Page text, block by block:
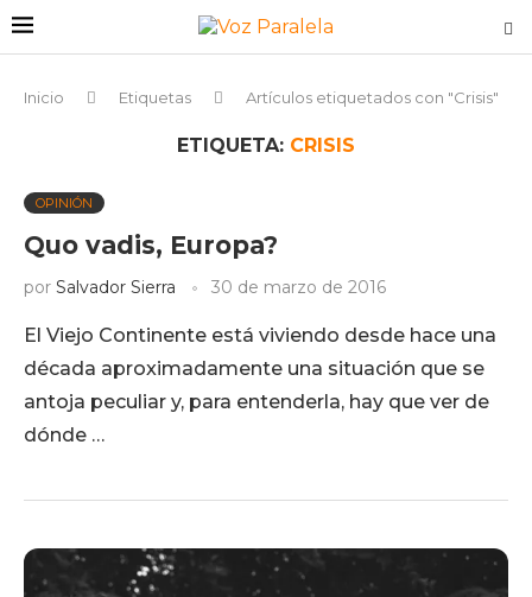
Inicio Etiquetas Artículos etiquetados con "Crisis"
ETIQUETA: CRISIS
OPINIÓN
Quo vadis, Europa?
por Salvador Sierra 30 de marzo de 2016
El Viejo Continente está viviendo desde hace una
década aproximadamente una situación que se
antoja peculiar y, para entenderla, hay que ver de
dónde …